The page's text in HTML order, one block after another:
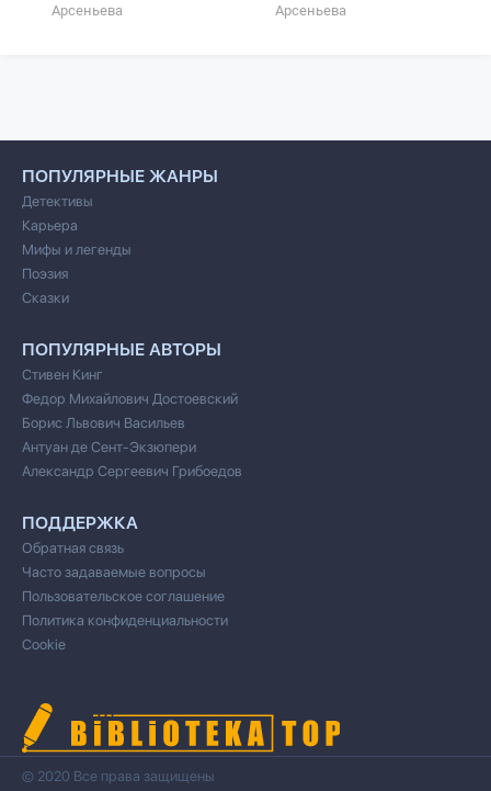
Арсеньева
Арсеньева
ПОПУЛЯРНЫЕ ЖАНРЫ
Детективы
Карьера
Мифы и легенды
Поэзия
Сказки
ПОПУЛЯРНЫЕ АВТОРЫ
Стивен Кинг
Федор Михайлович Достоевский
Борис Львович Васильев
Антуан де Сент-Экзюпери
Александр Сергеевич Грибоедов
ПОДДЕРЖКА
Обратная связь
Часто задаваемые вопросы
Пользовательское соглашение
Политика конфиденциальности
Cookie
© 2020 Все права защищены